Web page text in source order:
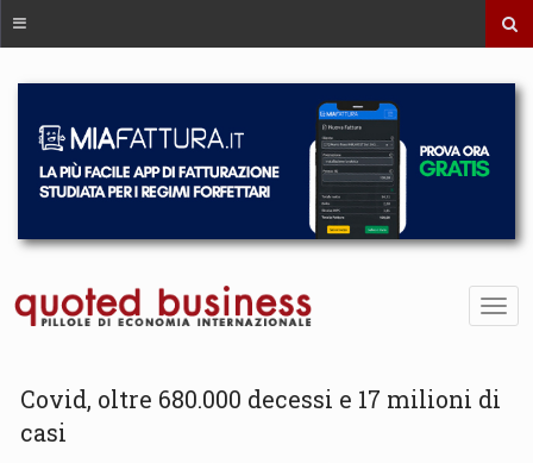
Covid, oltre 680.000 decessi e 17 milioni di
casi